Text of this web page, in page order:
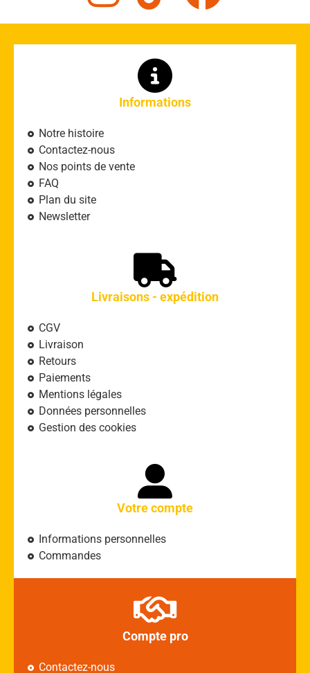
Informations
Notre histoire
Contactez-nous
Nos points de vente
FAQ
Plan du site
Newsletter
Livraisons - expédition
CGV
Livraison
Retours
Paiements
Mentions légales
Données personnelles
Gestion des cookies
Votre compte
Informations personnelles
Commandes
Compte pro
Contactez-nous